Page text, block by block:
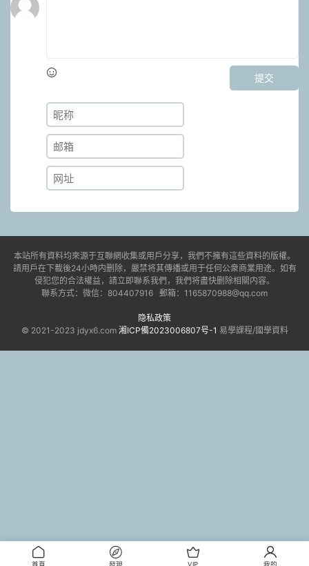
提交
本站所有資料均來源于互聯網收集或用戶分享，我們不擁有這些資料的版權。
請用戶在下載後24小時内删除，嚴禁将其傳播或用于任何公衆商業用途。如有
侵犯您的合法權益，請立即聯系我們，我們将盡快删除相關内容。
聯系方式：微信：804407916 郵箱：1165870988@qq.com
隐私政策
© 2021-2023 jdyx6.com 湘ICP備2023006807号-1 易學課程/國學資料